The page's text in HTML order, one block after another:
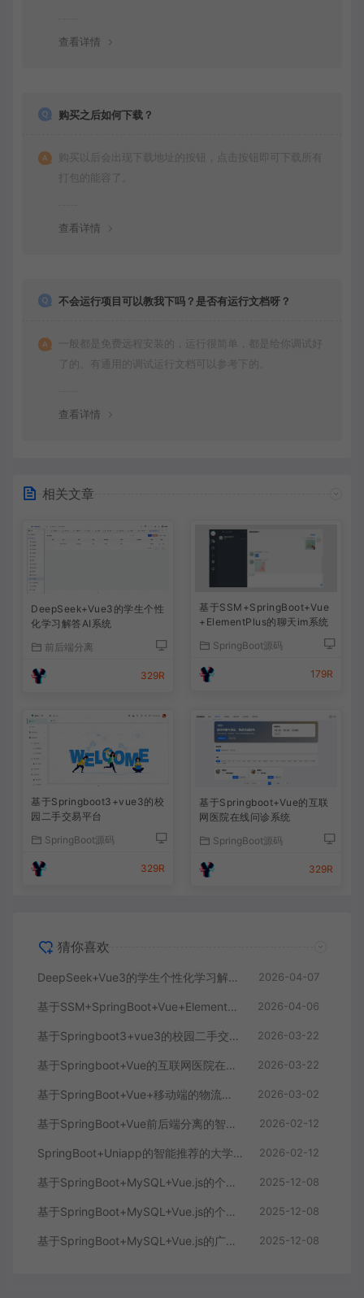
查看详情
购买之后如何下载？
购买以后会出现下载地址的按钮，点击按钮即可下载所有
打包的能容了。
查看详情
不会运行项目可以教我下吗？是否有运行文档呀？
一般都是免费远程安装的，运行很简单，都是给你调试好
了的。有通用的调试运行文档可以参考下的。
查看详情
相关文章
DeepSeek+Vue3的学生个性
化学习解答AI系统
前后端分离
329R
基于SSM+SpringBoot+Vue
+ElementPlus的聊天im系统
SpringBoot源码
179R
基于Springboot3+vue3的校
园二手交易平台
SpringBoot源码
329R
基于Springboot+Vue的互联
网医院在线问诊系统
SpringBoot源码
329R
猜你喜欢
DeepSeek+Vue3的学生个性化学习解答AI系统 2026-04-07
基于SSM+SpringBoot+Vue+ElementPlus的聊天im系统 2026-04-06
基于Springboot3+vue3的校园二手交易平台 2026-03-22
基于Springboot+Vue的互联网医院在线问诊系统 2026-03-22
基于SpringBoot+Vue+移动端的物流快递系统 2026-03-02
基于SpringBoot+Vue前后端分离的智能知识库问答系统 2026-02-12
SpringBoot+Uniapp的智能推荐的大学生社交平台 2026-02-12
基于SpringBoot+MySQL+Vue.js的个人健康管理系统(附论文) 2025-12-08
基于SpringBoot+MySQL+Vue.js的个性化推荐电商系统(附论文) 2025-12-08
基于SpringBoot+MySQL+Vue.js的广西文化传承小程序(附论文) 2025-12-08